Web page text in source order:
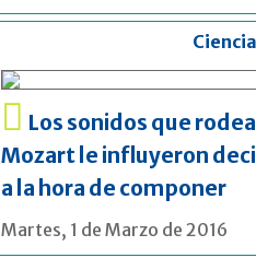
Los sonidos que
Mozart le influyeron
a la hora de componer
Martes, 1 de Marzo de 2016